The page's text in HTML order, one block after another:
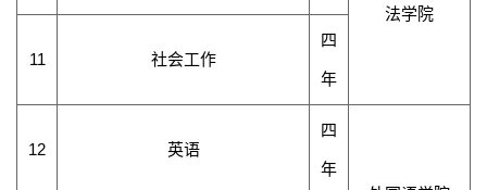
法学院
11 社会工作
四
年
12 英语
四
年